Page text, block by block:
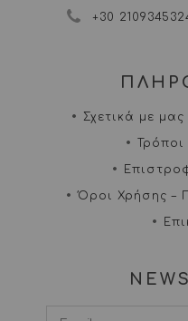
+30
Σχετικά με μας
Όροι Χρήσης –